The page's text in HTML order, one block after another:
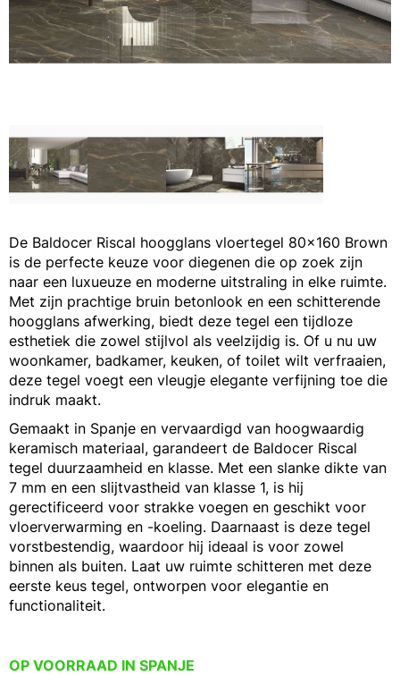
OP VOORRAAD IN SPANJE
De Baldocer Riscal hoogglans vloertegel 80x160 Brown
is de perfecte keuze voor diegenen die op zoek zijn
naar een luxueuze en moderne uitstraling in elke ruimte.
Met zijn prachtige bruin betonlook en een schitterende
hoogglans afwerking, biedt deze tegel een tijdloze
esthetiek die zowel stijlvol als veelzijdig is. Of u nu uw
woonkamer, badkamer, keuken, of toilet wilt verfraaien,
deze tegel voegt een vleugje elegante verfijning toe die
indruk maakt.
Gemaakt in Spanje en vervaardigd van hoogwaardig
keramisch materiaal, garandeert de Baldocer Riscal
tegel duurzaamheid en klasse. Met een slanke dikte van
7 mm en een slijtvastheid van klasse 1, is hij
gerectificeerd voor strakke voegen en geschikt voor
vloerverwarming en -koeling. Daarnaast is deze tegel
vorstbestendig, waardoor hij ideaal is voor zowel
binnen als buiten. Laat uw ruimte schitteren met deze
eerste keus tegel, ontworpen voor elegantie en
functionaliteit.